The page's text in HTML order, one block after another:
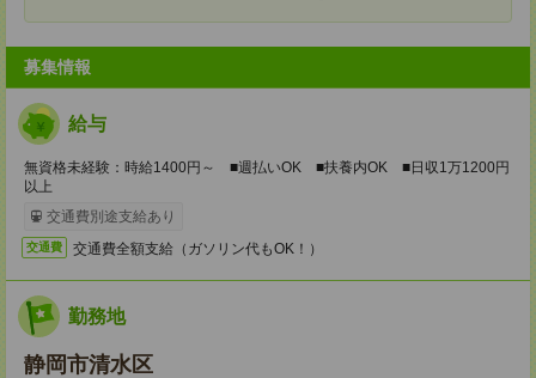
募集情報
給与
無資格未経験：時給1400円～ ■週払いOK ■扶養内OK ■日収1万1200円
以上
交通費別途支給あり
交通費 交通費全額支給（ガソリン代もOK！）
勤務地
静岡市清水区